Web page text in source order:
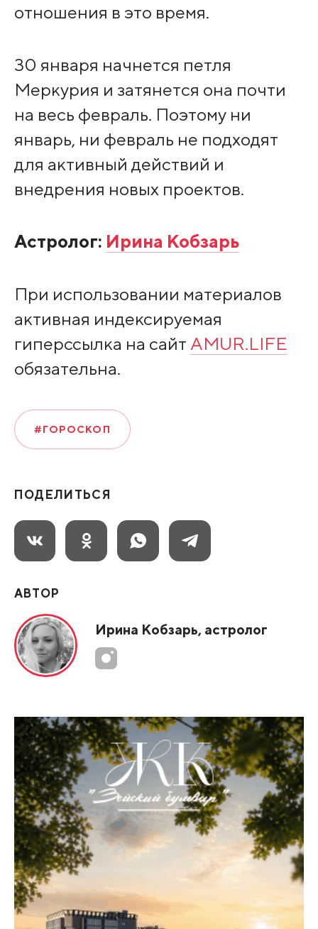
отношения в это время.
30 января начнется петля
Меркурия и затянется она почти
на весь февраль. Поэтому ни
январь, ни февраль не подходят
для активный действий и
внедрения новых проектов.
Астролог: Ирина Кобзарь
При использовании материалов
активная индексируемая
гиперссылка на сайт AMUR.LIFE
обязательна.
#ГОРОСКОП
ПОДЕЛИТЬСЯ
АВТОР
Ирина Кобзарь, астролог